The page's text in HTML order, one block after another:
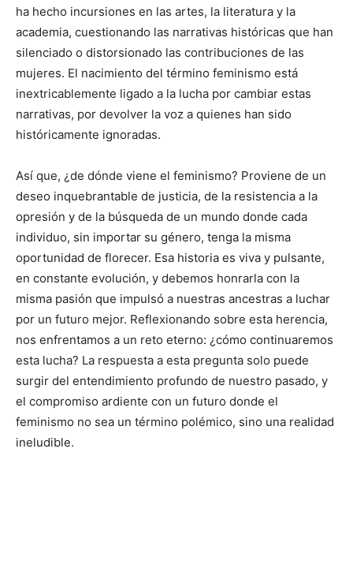
ha hecho incursiones en las artes, la literatura y la
academia, cuestionando las narrativas históricas que han
silenciado o distorsionado las contribuciones de las
mujeres. El nacimiento del término feminismo está
inextricablemente ligado a la lucha por cambiar estas
narrativas, por devolver la voz a quienes han sido
históricamente ignoradas.
Así que, ¿de dónde viene el feminismo? Proviene de un
deseo inquebrantable de justicia, de la resistencia a la
opresión y de la búsqueda de un mundo donde cada
individuo, sin importar su género, tenga la misma
oportunidad de florecer. Esa historia es viva y pulsante,
en constante evolución, y debemos honrarla con la
misma pasión que impulsó a nuestras ancestras a luchar
por un futuro mejor. Reflexionando sobre esta herencia,
nos enfrentamos a un reto eterno: ¿cómo continuaremos
esta lucha? La respuesta a esta pregunta solo puede
surgir del entendimiento profundo de nuestro pasado, y
el compromiso ardiente con un futuro donde el
feminismo no sea un término polémico, sino una realidad
ineludible.